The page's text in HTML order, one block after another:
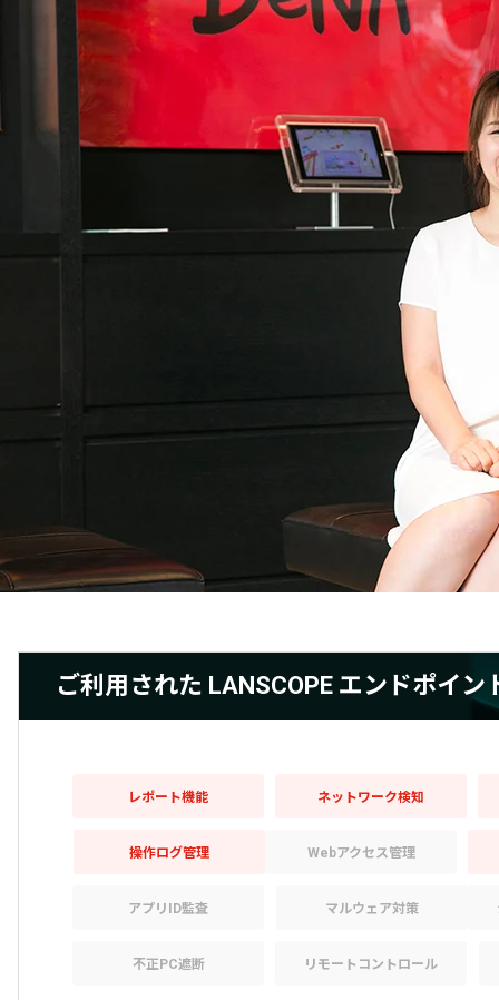
ご利用された LANSCOPE エンドポイ
レポート機能 ネットワーク検知
操作ログ管理 Webアクセス管理
アプリID監査 マルウェア対策
不正PC遮断 リモートコントロール